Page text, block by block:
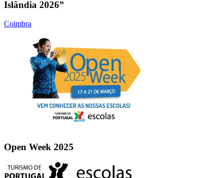
Islândia 2026”
Coimbra
Open Week 2025